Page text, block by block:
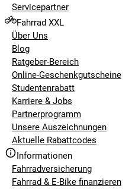
Servicepartner
Fahrrad XXL
Über Uns
Blog
Ratgeber-Bereich
Online-Geschenkgutscheine
Studentenrabatt
Karriere & Jobs
Partnerprogramm
Unsere Auszeichnungen
Aktuelle Rabattcodes
Informationen
Fahrradversicherung
Fahrrad & E-Bike finanzieren